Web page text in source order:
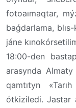
fotoaımaqtar,
baǵdarlama,
jáne
18:00-den
arasynda
qamtıtyn
ótkiziledi. Jastar